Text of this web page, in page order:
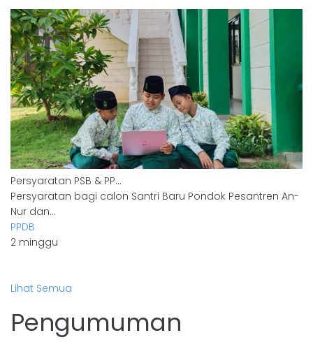
Persyaratan PSB & PP…
Persyaratan bagi calon Santri Baru Pondok Pesantren An-
Nur dan…
PPDB
2 minggu
Lihat Semua
Pengumuman